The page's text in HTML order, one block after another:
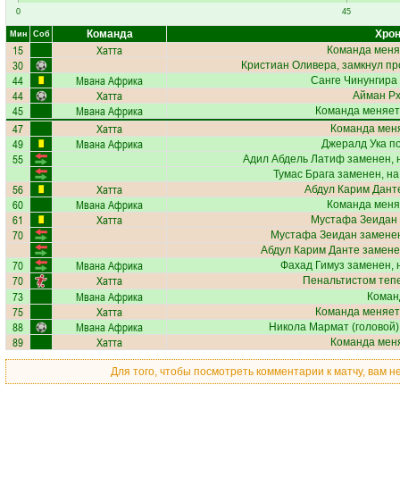
0 45
Мин Соб Команда
15 Хатта Команда
30 Кристиан Оливера, замкнул
44 Мвана Африка Санге Чинунгира
44 Хатта Айман
45 Мвана Африка Команда
47 Хатта Команда
49 Мвана Африка Джералд Ука
55 Адил Абдель Латифзаменен,
Тумас Брагазаменен,
56 Хатта Абдул Карим
60 Мвана Африка Команда
61 Хатта Мустафа Зеидан
70 Мустафа Зеидан
Абдул Карим Данте
70 Мвана Африка Фахад Гимуз заменен,
70 Хатта Пенальтистом
73 Мвана Африка
75 Хатта Команда
88 Мвана Африка Никола Мармат
89 Хатта Команда
Для того, чтобы посмотреть комментарии к матчу, вам